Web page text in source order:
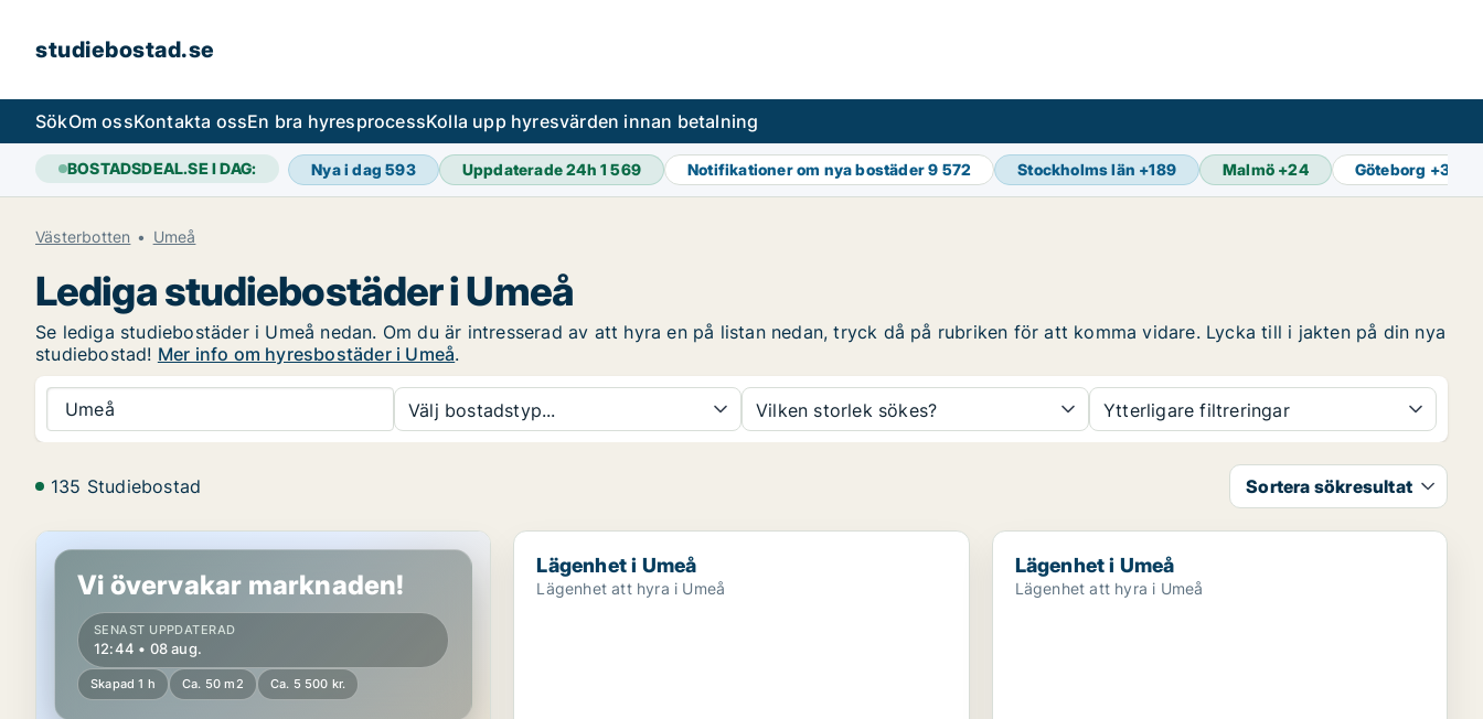
studiebostad.se
SökOm ossKontakta ossEn bra hyresprocessKolla upp hyresvärden innan betalning
BOSTADSDEAL.SE I DAG: Nya i dag593 Uppdaterade 24h1 569 Notifikationer om nya bostäder9 572 Stockholms län +189 Malmö +24 Göteborg +33
Västerbotten Umeå
Lediga studiebostäder i Umeå
Se lediga studiebostäder i Umeå nedan. Om du är intresserad av att hyra en på listan nedan, tryck då på rubriken för att komma vidare. Lycka till i jakten på din nya
studiebostad! Mer info om hyresbostäder i Umeå.
Umeå Välj bostadstyp... Vilken storlek sökes? Ytterligare filtreringar
135 Studiebostad Sortera sökresultat
Lägenhet i Umeå, Holmsund
Vi övervakar marknaden!
SENAST UPPDATERAD
12:44 • 08 aug.
Skapad 1 h Ca. 50 m2 Ca. 5 500 kr.
Lägenhet i Umeå
Lägenhet i Umeå
Lägenhet att hyra i Umeå
Lägenhet i Umeå
Lägenhet i Umeå
Lägenhet att hyra i Umeå